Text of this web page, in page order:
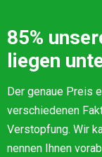
85%
liegen
Der genaue Preis
verschiedenen
Verstopfung. Wir
nennen Ihnen